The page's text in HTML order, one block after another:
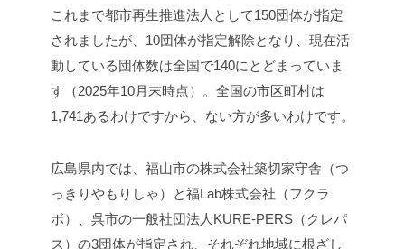
これまで都市再生推進法人として150団体が指定
されましたが、10団体が指定解除となり、現在活
動している団体数は全国で140にとどまっていま
す（2025年10月末時点）。全国の市区町村は
1,741あるわけですから、ない方が多いわけです。
広島県内では、福山市の株式会社築切家守舎（つ
っきりやもりしゃ）と福Lab株式会社（フクラ
ボ）、呉市の一般社団法人KURE-PERS（クレパ
ス）の3団体が指定され、それぞれ地域に根ざし